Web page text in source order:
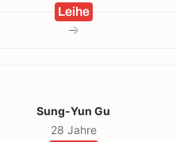
Leihe
Sung-Yun Gu
28 Jahre